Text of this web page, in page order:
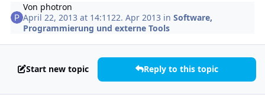
Von photron
April 22, 2013 at 14:11 22. Apr 2013 inSoftware,
Programmierung und externe Tools
Start new topic Reply to this topic